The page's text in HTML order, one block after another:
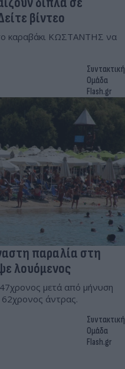
βίντεο
καραβάκι ΚΩΣΤΑΝΤΗΣ να
Συντακτική
Ομάδα
Flash.gr
παραλία στη
λουόμενος
μετά από μήνυση
άντρας.
Συντακτική
Ομάδα
Flash.gr